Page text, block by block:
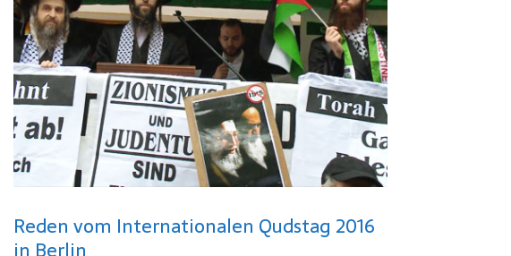
Reden vom Internationalen Qudstag 2016